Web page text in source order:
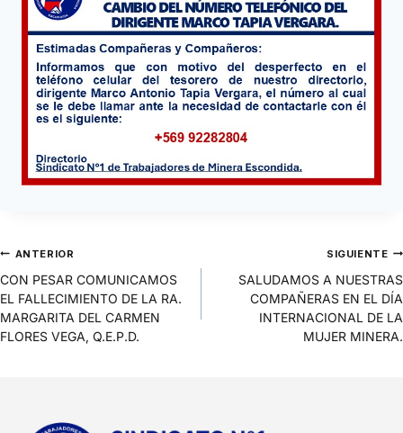
ANTERIOR
CON PESAR COMUNICAMOS
EL FALLECIMIENTO DE LA RA.
MARGARITA DEL CARMEN
FLORES VEGA, Q.E.P.D.
SIGUIENTE
SALUDAMOS A NUESTRAS
COMPAÑERAS EN EL DÍA
INTERNACIONAL DE LA
MUJER MINERA.